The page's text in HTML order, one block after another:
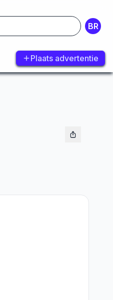
BR
Plaats advertentie